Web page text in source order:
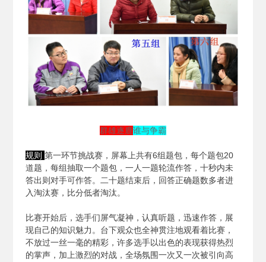
群雄逐鹿谁与争霸
规则 第一环节挑战赛，屏幕上共有6组题包，每个题包20
道题，每组抽取一个题包，一人一题轮流作答，十秒内未
答出则对手可作答。二十题结束后，回答正确题数多者进
入淘汰赛，比分低者淘汰。
比赛开始后，选手们屏气凝神，认真听题，迅速作答，展
现自己的知识魅力。台下观众也全神贯注地观看着比赛，
不放过一丝一毫的精彩，许多选手以出色的表现获得热烈
的掌声，加上激烈的对战，全场氛围一次又一次被引向高